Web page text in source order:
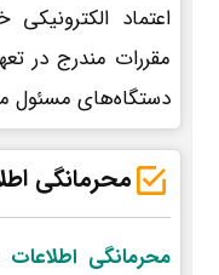
اعتماد
مقررات مندرج در
دستگاه‌های مسئول
محرمانگی
محرمانگی اطلاعات